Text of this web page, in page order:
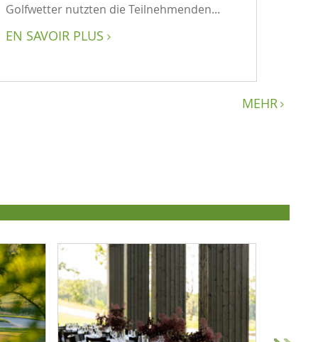
Golfwetter nutzten die Teilnehmenden...
EN SAVOIR PLUS 
MEHR 